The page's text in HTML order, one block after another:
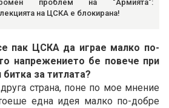
проблем на "Армията":
на ЦСКА е блокирана!
пак ЦСКА да играе малко по-
напрежението бе повече при
за титлата?
страна, поне по мое мнение
една идея малко по-добре